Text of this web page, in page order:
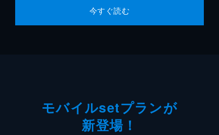
今すぐ読む
モバイルsetプランが
新登場！